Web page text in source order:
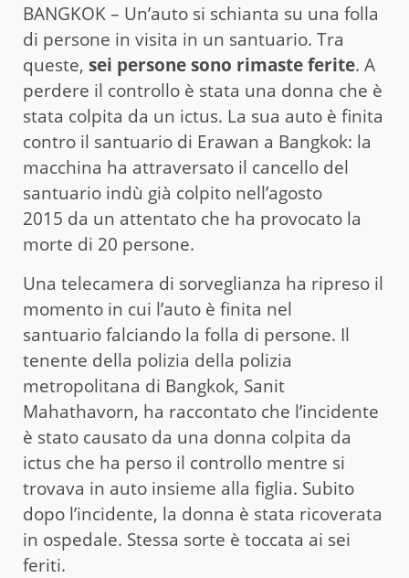
BANGKOK – Un’auto si schianta su una folla
di persone in visita in un santuario. Tra
queste, sei persone sono rimaste ferite. A
perdere il controllo è stata una donna che è
stata colpita da un ictus. La sua auto è finita
contro il santuario di Erawan a Bangkok: la
macchina ha attraversato il cancello del
santuario indù già colpito nell’agosto
2015 da un attentato che ha provocato la
morte di 20 persone.
Una telecamera di sorveglianza ha ripreso il
momento in cui l’auto è finita nel
santuario falciando la folla di persone. Il
tenente della polizia della polizia
metropolitana di Bangkok, Sanit
Mahathavorn, ha raccontato che l’incidente
è stato causato da una donna colpita da
ictus che ha perso il controllo mentre si
trovava in auto insieme alla figlia. Subito
dopo l’incidente, la donna è stata ricoverata
in ospedale. Stessa sorte è toccata ai sei
feriti.